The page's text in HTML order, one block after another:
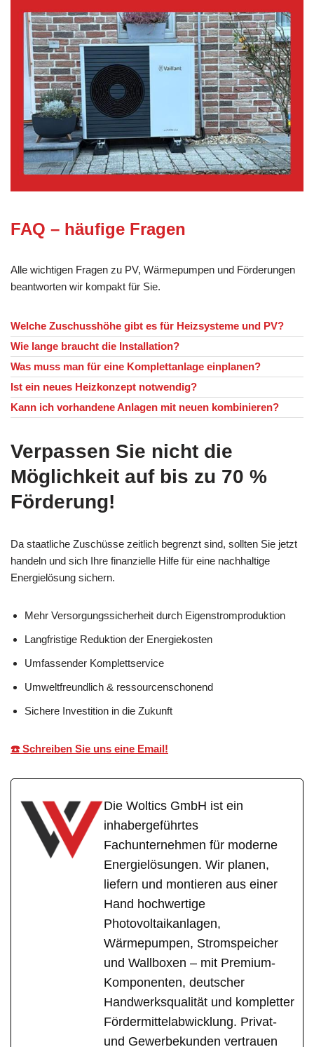
FAQ – häufige Fragen
Alle wichtigen Fragen zu PV, Wärmepumpen und Förderungen
beantworten wir kompakt für Sie.
Welche Zuschusshöhe gibt es für Heizsysteme und PV?
Wie lange braucht die Installation?
Was muss man für eine Komplettanlage einplanen?
Ist ein neues Heizkonzept notwendig?
Kann ich vorhandene Anlagen mit neuen kombinieren?
Verpassen Sie nicht die
Möglichkeit auf bis zu 70 %
Förderung!
Da staatliche Zuschüsse zeitlich begrenzt sind, sollten Sie jetzt
handeln und sich Ihre finanzielle Hilfe für eine nachhaltige
Energielösung sichern.
Mehr Versorgungssicherheit durch Eigenstromproduktion
Langfristige Reduktion der Energiekosten
Umfassender Komplettservice
Umweltfreundlich & ressourcenschonend
Sichere Investition in die Zukunft
☎️ Schreiben Sie uns eine Email!
Die Woltics GmbH ist ein
inhabergeführtes
Fachunternehmen für moderne
Energielösungen. Wir planen,
liefern und montieren aus einer
Hand hochwertige
Photovoltaikanlagen,
Wärmepumpen, Stromspeicher
und Wallboxen – mit Premium-
Komponenten, deutscher
Handwerksqualität und kompletter
Fördermittelabwicklung. Privat-
und Gewerbekunden vertrauen